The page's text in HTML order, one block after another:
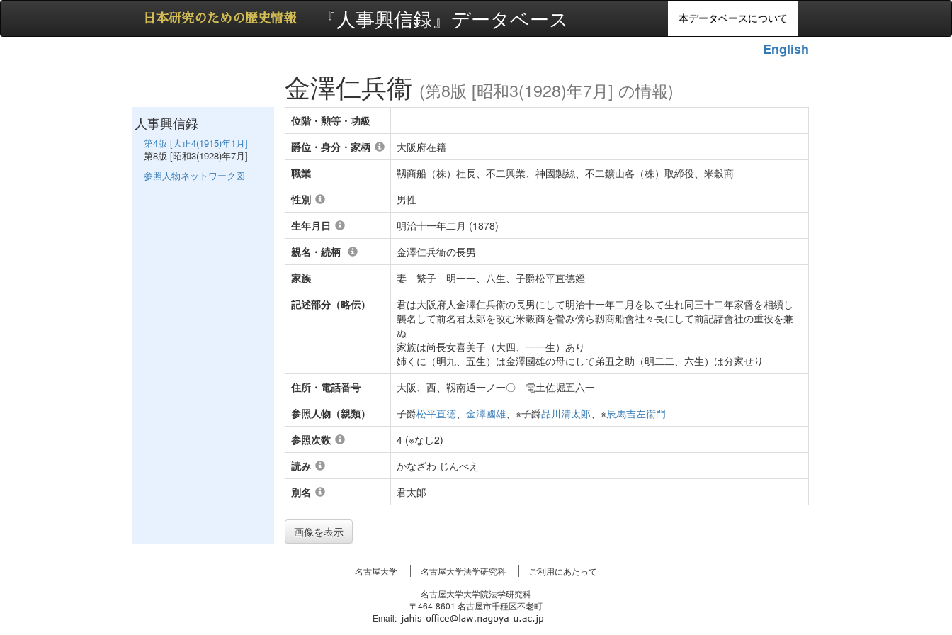
本データベースについて
日本研究のための歴史情報 『人事興信録』データベース
English
金澤仁兵衞 (第8版 [昭和3(1928)年7月] の情報)
位階・勲等・功級
爵位・身分・家柄
大阪府在籍
職業
靱商船（株）社長、不二興業、神國製絲、不二鑛山各（株）取締役、米穀商
性別
男性
生年月日
明治十一年二月 (1878)
親名・続柄
金澤仁兵衞の長男
家族
妻 繁子 明一一、八生、子爵松平直德姪
記述部分（略伝）
君は大阪府人金澤仁兵衞の長男にして明治十一年二月を以て生れ同三十二年家督を相續し
襲名して前名君太郞を改む米穀商を營み傍ら靱商船會社々長にして前記諸會社の重役を兼
ぬ
家族は尚長女喜美子（大四、一一生）あり
姉くに（明九、五生）は金澤國雄の母にして弟丑之助（明二二、六生）は分家せり
住所・電話番号
大阪、西、靱南通一ノ一〇 電土佐堀五六一
参照人物（親類）
子爵松平直德、 金澤國雄、※子爵品川清太郞、※辰馬吉左衞門
参照次数
4 (※なし2)
読み
かなざわ じんべえ
別名
君太郞
画像を表示
人事興信録
第4版 [大正4(1915)年1月]
第8版 [昭和3(1928)年7月]
参照人物ネットワーク図
名古屋大学 名古屋大学法学研究科
ご利用にあたって
名古屋大学大学院法学研究科
〒464-8601 名古屋市千種区不老町
Email: